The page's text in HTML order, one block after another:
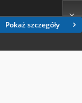
Pokaż szczegóły